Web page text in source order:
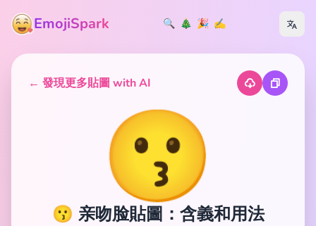
EmojiSpark 🔍 🎄 🎉 ✍️
← 發現更多貼圖 with AI
😗
😗 亲吻脸貼圖：含義和用法